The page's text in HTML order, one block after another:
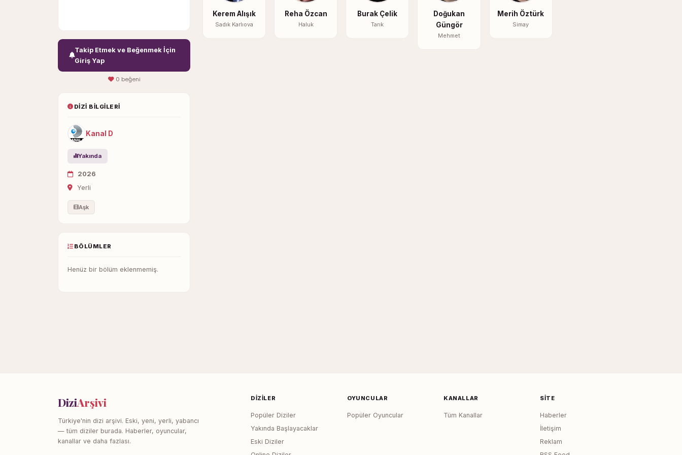
Takip Etmek ve Beğenmek İçin
Giriş Yap
0 beğeni
DIZI BILGILERI
Kanal D
Yakında
2026
Yerli
Aşk
BÖLÜMLER
Henüz bir bölüm eklenmemiş.
Kerem Alışık
Sadık Karlıova
Reha Özcan
Haluk
Burak Çelik
Tarık
Doğukan
Güngör
Mehmet
Merih Öztürk
Simay
DiziArşivi
Türkiye'nin dizi arşivi. Eski, yeni, yerli, yabancı
— tüm diziler burada. Haberler, oyuncular,
kanallar ve daha fazlası.
DIZILER
Popüler Diziler
Yakında Başlayacaklar
Eski Diziler
OYUNCULAR
Popüler Oyuncular
KANALLAR
Tüm Kanallar
SITE
Haberler
İletişim
Reklam